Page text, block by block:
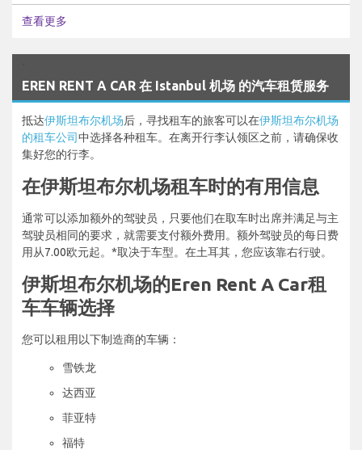
查看更多
EREN RENT A CAR 在 Istanbul 机场 的汽车租赁服务
抵达伊斯坦布尔机场后，寻找租车的旅客可以在伊斯坦布尔机场
的租车公司中选择各种租车。在离开行李认领区之前，请确保收
集好您的行李。
在伊斯坦布尔机场租车时的有用信息
通常可以添加额外的驾驶员，只要他们在取车时出席并满足与主
驾驶员相同的要求，就需要支付额外费用。额外驾驶员的每日费
用从7.00欧元起。*取决于车型。在土耳其，您应该靠右行驶。
伊斯坦布尔机场的Eren Rent A Car租
车车辆选择
您可以租用以下制造商的车辆：
雪铁龙
达西亚
菲亚特
福特